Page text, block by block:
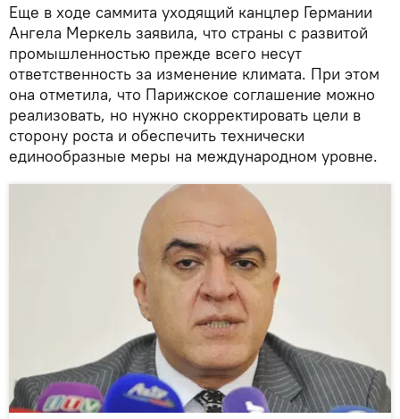
Еще в ходе саммита уходящий канцлер Германии
Ангела Меркель заявила, что страны с развитой
промышленностью прежде всего несут
ответственность за изменение климата. При этом
она отметила, что Парижское соглашение можно
реализовать, но нужно скорректировать цели в
сторону роста и обеспечить технически
единообразные меры на международном уровне.